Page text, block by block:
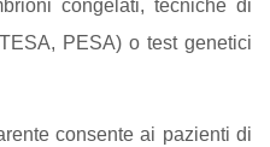
congelati, tecniche di
PESA) o test genetici
consente ai pazienti di